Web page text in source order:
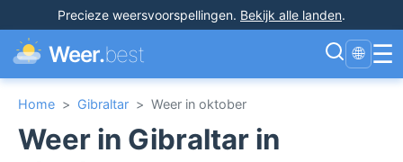
Precieze weersvoorspellingen. Bekijk alle landen.
Weer.best 🌐 ☰
Home > Gibraltar > Weer in oktober
Weer in Gibraltar in